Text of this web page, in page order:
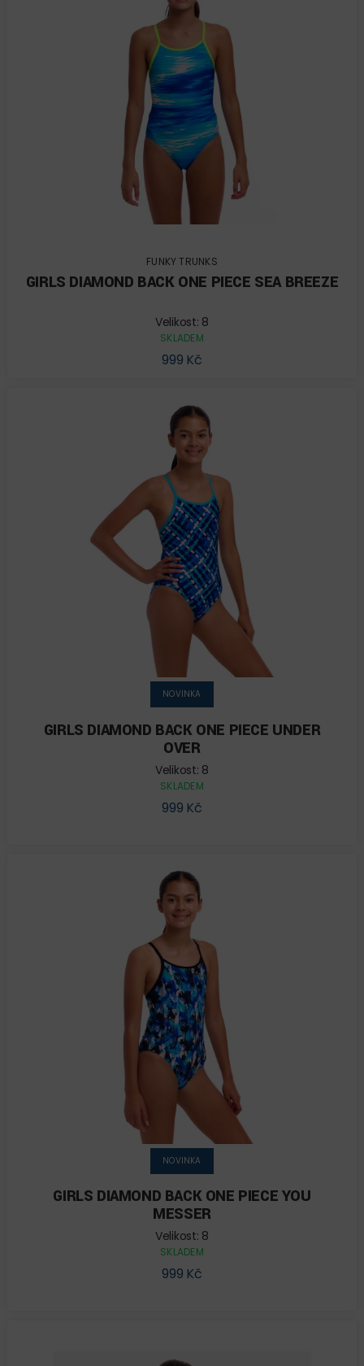
FUNKY TRUNKS
GIRLS DIAMOND BACK ONE PIECE SEA BREEZE
Velikost: 8
SKLADEM
999 Kč
NOVINKA
GIRLS DIAMOND BACK ONE PIECE UNDER
OVER
Velikost: 8
SKLADEM
999 Kč
NOVINKA
GIRLS DIAMOND BACK ONE PIECE YOU
MESSER
Velikost: 8
SKLADEM
999 Kč